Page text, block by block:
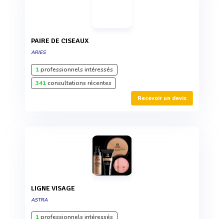
PAIRE DE CISEAUX
ARIES
1professionnels intéressés
341consultations récentes
Recevoir un devis
LIGNE VISAGE
ASTRA
1professionnels intéressés